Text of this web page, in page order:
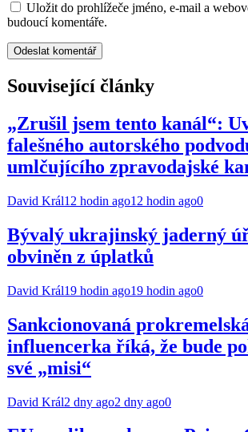
Uložit do prohlížeče jméno, e-mail a
budoucí komentáře.
Související články
„Zrušil jsem tento kanál“:
falešného autorského
umlčujícího zpravodajské
David Král12 hodin ago12 hodin ago0
Bývalý ukrajinský jaderný
obviněn z úplatků
David Král19 hodin ago19 hodin ago0
Sankcionovaná
influencerka říká, že bude
své „misi“
David Král2 dny ago2 dny ago0